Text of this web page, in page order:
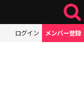
ログイン メンバー登録